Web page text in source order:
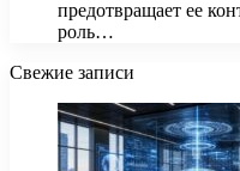
предотвращает ее
роль…
Свежие записи